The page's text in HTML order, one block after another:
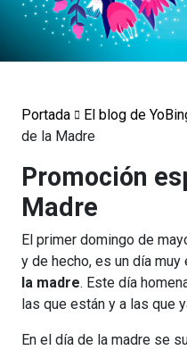
Portada El blog de
de la Madre
Promoción
Madre
El primer domingo de
y de hecho, es un día muy
la madre. Este día
las que están y a las que
En el día de la madre se